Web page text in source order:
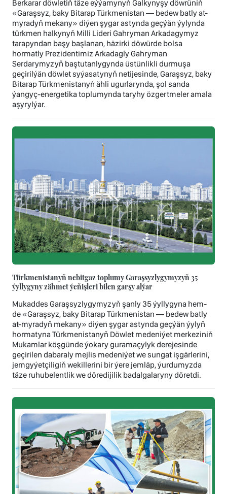
Berkarar döwletiň täze eýýamynyň Galkynyşy döwrüniň
«Garaşsyz, baky Bitarap Türkmenistan — bedew batly at-
myradyň mekany» diýen şygar astynda geçýän ýylynda
türkmen halkynyň Milli Lideri Gahryman Arkadagymyz
tarapyndan başy başlanan, häzirki döwürde bolsa
hormatly Prezidentimiz Arkadagly Gahryman
Serdarymyzyň baştutanlygynda üstünlikli durmuşa
geçirilýän döwlet syýasatynyň netijesinde, Garaşsyz, baky
Bitarap Türkmenistanyň ähli ugurlarynda, şol sanda
ýangyç-energetika toplumynda taryhy özgertmeler amala
aşyrylýar.
Türkmenistanyň nebitgaz toplumy Garaşsyzlygymyzyň 35
ýyllygyny zähmet ýeňişleri bilen garşy alýar
Mukaddes Garaşsyzlygymyzyň şanly 35 ýyllygyna hem-
de «Garaşsyz, baky Bitarap Türkmenistan — bedew batly
at-myradyň mekany» diýen şygar astynda geçýän ýylyň
hormatyna Türkmenistanyň Döwlet medeniýet merkeziniň
Mukamlar köşgünde ýokary guramaçylyk derejesinde
geçirilen dabaraly mejlis medeniýet we sungat işgärlerini,
jemgyýetçiligiň wekillerini bir ýere jemläp, ýurdumyzda
täze ruhubelentlik we döredijilik badalgalaryny döretdi.